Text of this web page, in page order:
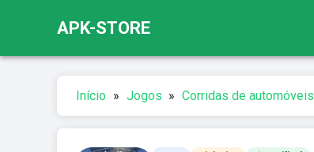
APK-STORE
Início » Jogos » Corridas de automóveis